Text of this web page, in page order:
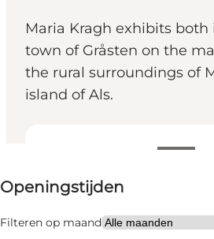
Maria Kragh exhibits both
town of Gråsten on the
the rural surroundings of
island of Als.
Openingstijden bekijken
Openingstijden
Filteren op maand
Website bezoeken
Friends, My partner, Myself